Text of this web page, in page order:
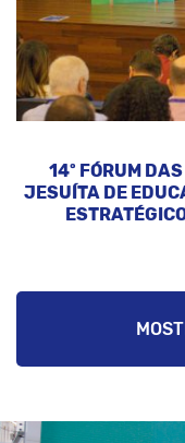
14º FÓRUM
JESUÍTA DE